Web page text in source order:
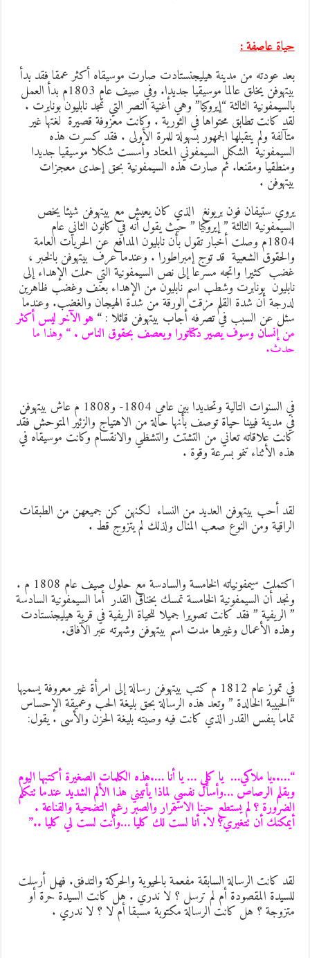
عاصفة :
عودته من مدينة هيليجنستادت صارت موسيقاه أكثر عمقا فقد بدأ
بيتهوفن يخلق عالما موسيقيا جديدا. وفي صيف عام 1803م بدأ العمل
الثالثة “إيروكيا” وهي أغنية النصر التي تمجد نابليون بونابرت .
كانت تطابق محتواها في الثورية . وكانت معزوفة قصيرة لغتها غير
ولم يتقبلها الجمهور بسهولة للمرة الأولى . فقد كسرت هذه
الشكل السيمفوني المعتاد وأسست شكلا موسيقيا جديدا
ومقنعا. ثم صارت هذه السيمفونية بحق إحدى معجزات
.
ستيفان فون بريونغ الذي كان يعيش مع بيتهوفن شيئا يخص
الثالثة ” إيروكيا ” حيث يقول أنه في كانون الثاني عام
1804م وصلت أخبار تقول بأن نابليون المدافع عن الحريات العامة
الشعبية قد توج إمبراطورا . وعندما عرف بيتهوفن بالخبر ،
كثيرا واتجه مسرعا إلى نص السيمفونية التي حملت الإهداء إلى
بونابرت وشطب اسم نابليون من الإهداء بعنف وغضب ظاهرين
أن شدة القلم مزقت الورقة من شدة الهيجان والغضب. وعندما
عن السبب في تصرفه أجاب بيتهوفن قائلا :“هو الآخر ليس أكثر
إنسان وسوف يصير دكتاتورا ويعصف بحقوق الناس . “وهذا ما
في السنوات التالية وتحديدا بين عامي 1804- و1808 م عاش بيتهوفن
مدينة فيينا حياة توصف بأنها حالة من الاهتياج والزئير المتوحش فقد
علاقاته تعاني من التشتت والتشظي والانقسام وكانت موسيقاه في
الأثناء تنمو بسرعة وقوة .
أحب بيتهوفن العديد من النساء لكنهن كن جميعهن من الطبقات
ومن النوع صعب المنال ولذلك لم يتزوج قط .
اكتملت سيمفونياته الخامسة والسادسة مع حلول صيف عام 1808 م .
أن السيمفونية الخامسة تمسك بخناق القدر أما السيمفونية السادسة
الريفية ” فقد كانت تصويرا جميلا للحياة الريفية في قرية هيليجنستادت
الأعمال وغيرها مدت اسم بيتهوفن وشهرته عبر الآفاق.
في تموز عام 1812 م كتب بيتهوفن رسالة إلى امرأة غير معروفة يسميها
الخالدة ” وتعد هذه الرسالة بحق بليغة الحب وعميقة الإحساس
بنفس القدر الذي كانت فيه وصيته بليغة الحزن والأسى . يقول:
ملاكي… يا كلي … يا أنا ….هذه الكلمات الصغيرة أكتبها اليوم
الرصاص …وأسأل نفسي لماذا يأتيني هذا الألم الشديد عندما تتكلم
؟ لم يستطع حبنا الاستمرار والصبر رغم التضحية والقناعة .
أن تتغيري؟ لا. أنا لست لك كليا …وأنت لست لي كليا ..”
كانت الرسالة السابقة مفعمة بالحيوية والحركة والتدفق. فهل أرسلت
المقصودة أم لم ترسل ؟ لا ندري . هل كانت السيدة حرة أو
؟ هل كانت الرسالة مكتوبة مسبقا أم لا ؟ لا ندري .